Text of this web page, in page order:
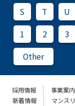
S
T U
1
2 3
Other
採用情報 事業案内
新着情報
マンス